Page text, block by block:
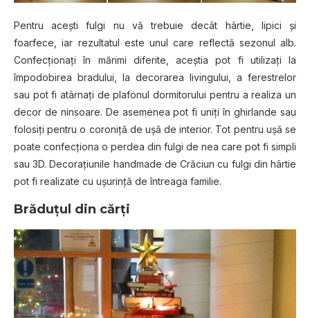
Pentru aceşti fulgi nu vă trebuie decât hârtie, lipici şi
foarfece, iar rezultatul este unul care reflectă sezonul alb.
Confecţionaţi în mărimi diferite, aceştia pot fi utilizaţi la
împodobirea bradului, la decorarea livingului, a ferestrelor
sau pot fi atârnaţi de plafonul dormitorului pentru a realiza un
decor de ninsoare. De asemenea pot fi uniţi în ghirlande sau
folosiţi pentru o coroniţă de uşă de interior. Tot pentru uşă se
poate confecţiona o perdea din fulgi de nea care pot fi simpli
sau 3D. Decoraţiunile handmade de Crăciun cu fulgi din hârtie
pot fi realizate cu uşurinţă de întreaga familie.
Brăduţul din cărţi